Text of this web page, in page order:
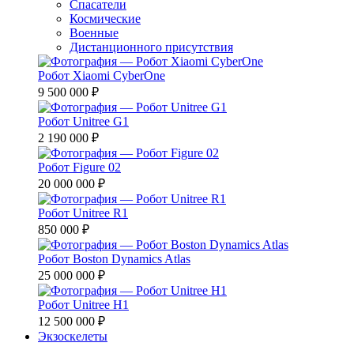
Спасатели
Космические
Военные
Дистанционного присутствия
Робот Xiaomi CyberOne
9 500 000 ₽
Робот Unitree G1
2 190 000 ₽
Робот Figure 02
20 000 000 ₽
Робот Unitree R1
850 000 ₽
Робот Boston Dynamics Atlas
25 000 000 ₽
Робот Unitree H1
12 500 000 ₽
Экзоскелеты